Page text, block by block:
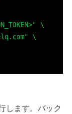
します。バック